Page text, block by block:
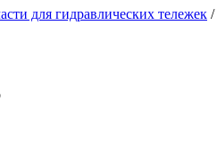
для гидравлических тележек /